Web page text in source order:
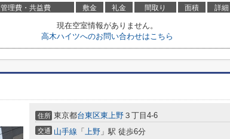
管理費・共益費 敷金 礼金 間取り 面積 詳細
現在空室情報がありません。
高木ハイツへのお問い合わせはこちら
住所 東京都台東区東上野 ３丁目4-6
交通 山手線 「 上野 」駅 徒歩6分